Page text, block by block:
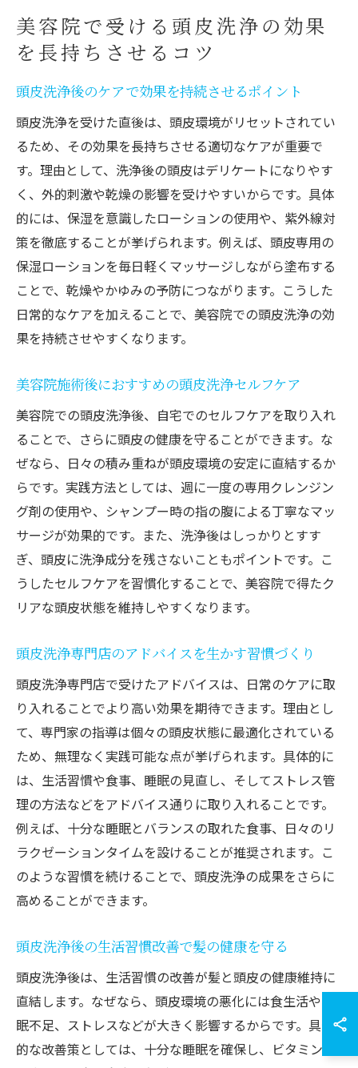
美容院で受ける頭皮洗浄の効果
を長持ちさせるコツ
頭皮洗浄後のケアで効果を持続させるポイント
頭皮洗浄を受けた直後は、頭皮環境がリセットされてい
るため、その効果を長持ちさせる適切なケアが重要で
す。理由として、洗浄後の頭皮はデリケートになりやす
く、外的刺激や乾燥の影響を受けやすいからです。具体
的には、保湿を意識したローションの使用や、紫外線対
策を徹底することが挙げられます。例えば、頭皮専用の
保湿ローションを毎日軽くマッサージしながら塗布する
ことで、乾燥やかゆみの予防につながります。こうした
日常的なケアを加えることで、美容院での頭皮洗浄の効
果を持続させやすくなります。
美容院施術後におすすめの頭皮洗浄セルフケア
美容院での頭皮洗浄後、自宅でのセルフケアを取り入れ
ることで、さらに頭皮の健康を守ることができます。な
ぜなら、日々の積み重ねが頭皮環境の安定に直結するか
らです。実践方法としては、週に一度の専用クレンジン
グ剤の使用や、シャンプー時の指の腹による丁寧なマッ
サージが効果的です。また、洗浄後はしっかりとすす
ぎ、頭皮に洗浄成分を残さないこともポイントです。こ
うしたセルフケアを習慣化することで、美容院で得たク
リアな頭皮状態を維持しやすくなります。
頭皮洗浄専門店のアドバイスを生かす習慣づくり
頭皮洗浄専門店で受けたアドバイスは、日常のケアに取
り入れることでより高い効果を期待できます。理由とし
て、専門家の指導は個々の頭皮状態に最適化されている
ため、無理なく実践可能な点が挙げられます。具体的に
は、生活習慣や食事、睡眠の見直し、そしてストレス管
理の方法などをアドバイス通りに取り入れることです。
例えば、十分な睡眠とバランスの取れた食事、日々のリ
ラクゼーションタイムを設けることが推奨されます。こ
のような習慣を続けることで、頭皮洗浄の成果をさらに
高めることができます。
頭皮洗浄後の生活習慣改善で髪の健康を守る
頭皮洗浄後は、生活習慣の改善が髪と頭皮の健康維持に
直結します。なぜなら、頭皮環境の悪化には食生活や睡
眠不足、ストレスなどが大きく影響するからです。具体
的な改善策としては、十分な睡眠を確保し、ビタミンや